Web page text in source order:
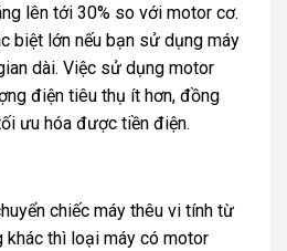
lên tới 30% so với motor cơ.
biệt lớn nếu bạn sử dụng máy
dài. Việc sử dụng motor
điện tiêu thụ ít hơn, đồng
ưu hóa được tiền điện.
chiếc máy thêu vi tính từ
khác thì loại máy có motor